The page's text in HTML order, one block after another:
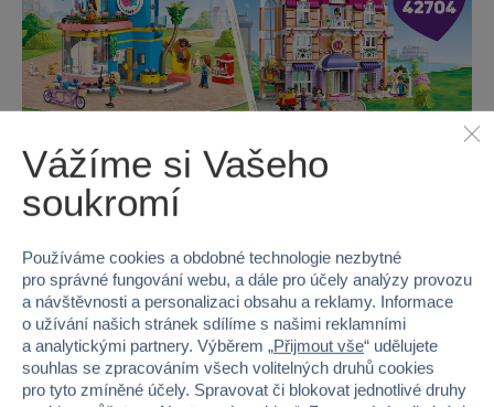
Nenechte si ujít další dětské modely pro holky a kluky
z řady LEGO® Friends, které se prodávají
samostatně.
Popis produktu
Vážíme si Vašeho
soukromí
Používáme cookies a obdobné technologie nezbytné
pro správné fungování webu, a dále pro účely analýzy provozu
a návštěvnosti a personalizaci obsahu a reklamy. Informace
o užívání našich stránek sdílíme s našimi reklamními
a analytickými partnery. Výběrem „Přijmout vše“ udělujete
souhlas se zpracováním všech volitelných druhů cookies
pro tyto zmíněné účely. Spravovat či blokovat jednotlivé druhy